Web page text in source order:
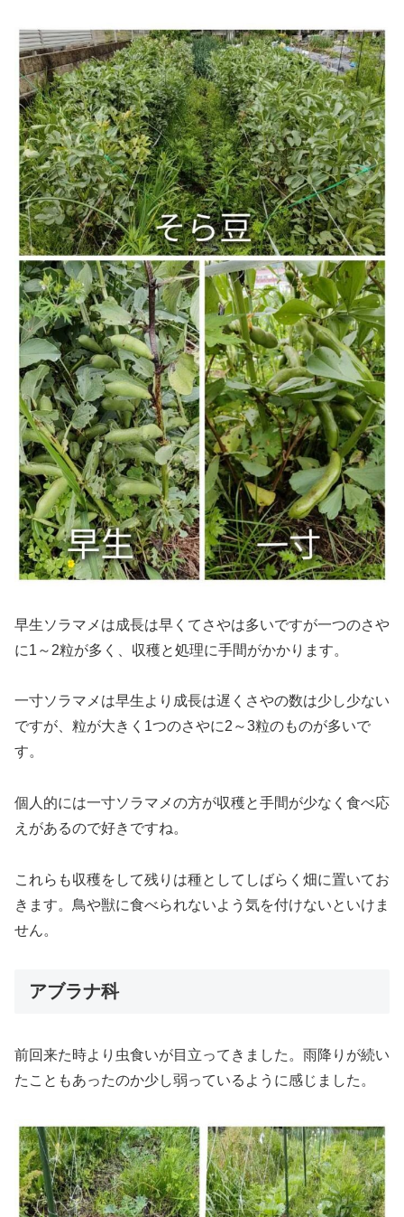
早生ソラマメは成長は早くてさやは多いですが一つのさや
に1～2粒が多く、収穫と処理に手間がかかります。
一寸ソラマメは早生より成長は遅くさやの数は少し少ない
ですが、粒が大きく1つのさやに2～3粒のものが多いで
す。
個人的には一寸ソラマメの方が収穫と手間が少なく食べ応
えがあるので好きですね。
これらも収穫をして残りは種としてしばらく畑に置いてお
きます。鳥や獣に食べられないよう気を付けないといけま
せん。
アブラナ科
前回来た時より虫食いが目立ってきました。雨降りが続い
たこともあったのか少し弱っているように感じました。